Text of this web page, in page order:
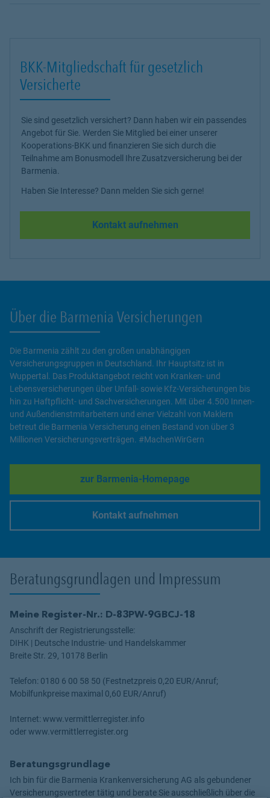
BKK-Mitgliedschaft für gesetzlich
Versicherte
Sie sind gesetzlich versichert? Dann haben wir ein passendes
Angebot für Sie. Werden Sie Mitglied bei einer unserer
Kooperations-BKK und finanzieren Sie sich durch die
Teilnahme am Bonusmodell Ihre Zusatzversicherung bei der
Barmenia.
Haben Sie Interesse? Dann melden Sie sich gerne!
Kontakt aufnehmen
Über die Barmenia Versicherungen
Die Barmenia zählt zu den großen unabhängigen
Versicherungsgruppen in Deutschland. Ihr Hauptsitz ist in
Wuppertal. Das Produktangebot reicht von Kranken- und
Lebensversicherungen über Unfall- sowie Kfz-Versicherungen bis
hin zu Haftpflicht- und Sachversicherungen. Mit über 4.500 Innen-
und Außendienstmitarbeitern und einer Vielzahl von Maklern
betreut die Barmenia Versicherung einen Bestand von über 3
Millionen Versicherungsverträgen. #MachenWirGern
zur Barmenia-Homepage
Link Opens in New Tab
Kontakt aufnehmen
Beratungsgrundlagen und Impressum
Meine Register-Nr.: D-83PW-9GBCJ-18
Anschrift der Registrierungsstelle:
DIHK | Deutsche Industrie- und Handelskammer
Breite Str. 29, 10178 Berlin
Telefon: 0180 6 00 58 50 (Festnetzpreis 0,20 EUR/Anruf;
Mobilfunkpreise maximal 0,60 EUR/Anruf)
Internet: www.vermittlerregister.info
oder www.vermittlerregister.org
Beratungsgrundlage
Ich bin für die Barmenia Krankenversicherung AG als gebundener
Versicherungsvertreter tätig und berate Sie ausschließlich über die